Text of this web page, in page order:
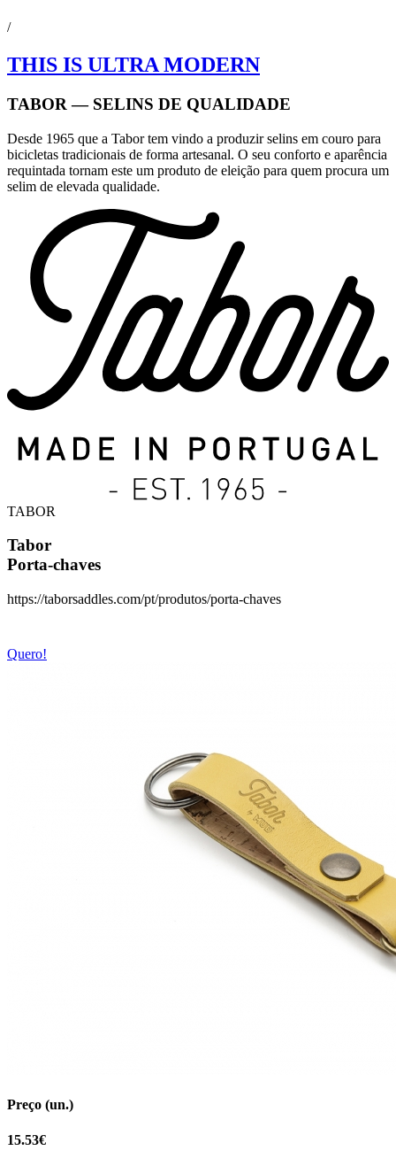
/
THIS IS ULTRA MODERN
TABOR — SELINS DE QUALIDADE
Desde 1965 que a Tabor tem vindo a produzir selins em couro para
bicicletas tradicionais de forma artesanal. O seu conforto e aparência
requintada tornam este um produto de eleição para quem procura um
selim de elevada qualidade.
TABOR
Tabor
Porta-chaves
https://taborsaddles.com/pt/produtos/porta-chaves
Quero!
Preço (un.)
15.53€